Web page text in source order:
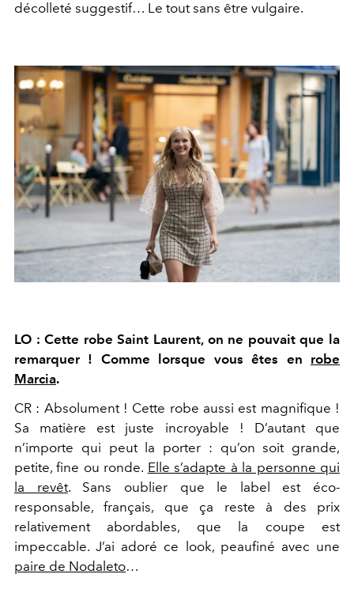
décolleté suggestif… Le tout sans être vulgaire.
LO : Cette robe Saint Laurent, on ne pouvait que la
remarquer ! Comme lorsque vous êtes en robe
Marcia.
CR : Absolument ! Cette robe aussi est magnifique !
Sa matière est juste incroyable ! D’autant que
n’importe qui peut la porter : qu’on soit grande,
petite, fine ou ronde. Elle s’adapte à la personne qui
la revêt. Sans oublier que le label est éco-
responsable, français, que ça reste à des prix
relativement abordables, que la coupe est
impeccable. J’ai adoré ce look, peaufiné avec une
paire de Nodaleto…